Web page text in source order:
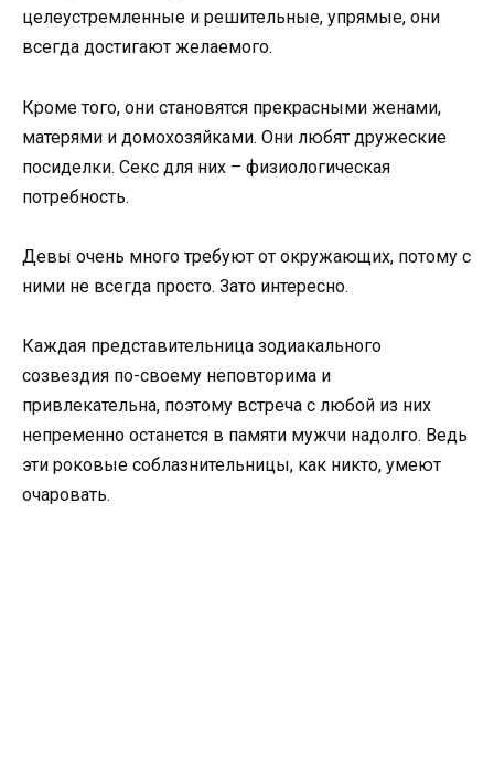
целеустремленные и решительные, упрямые, они
всегда достигают желаемого.
Кроме того, они становятся прекрасными женами,
матерями и домохозяйками. Они любят дружеские
посиделки. Секс для них – физиологическая
потребность.
Девы очень много требуют от окружающих, потому с
ними не всегда просто. Зато интересно.
Каждая представительница зодиакального
созвездия по-своему неповторима и
привлекательна, поэтому встреча с любой из них
непременно останется в памяти мужчи надолго. Ведь
эти роковые соблазнительницы, как никто, умеют
очаровать.